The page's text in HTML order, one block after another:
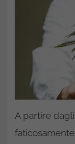
A partire